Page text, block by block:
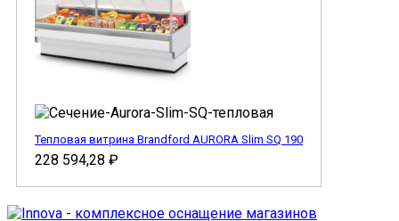
Тепловая витрина Brandford AURORA Slim SQ 190
228 594,28 ₽